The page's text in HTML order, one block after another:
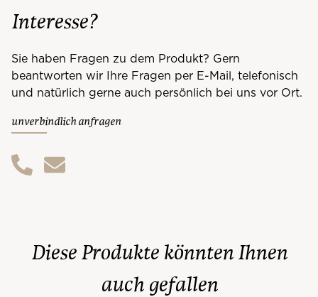
Interesse?
Sie haben Fragen zu dem Produkt? Gern
beantworten wir Ihre Fragen per E-Mail, telefonisch
und natürlich gerne auch persönlich bei uns vor Ort.
unverbindlich anfragen
Diese Produkte könnten Ihnen
auch gefallen